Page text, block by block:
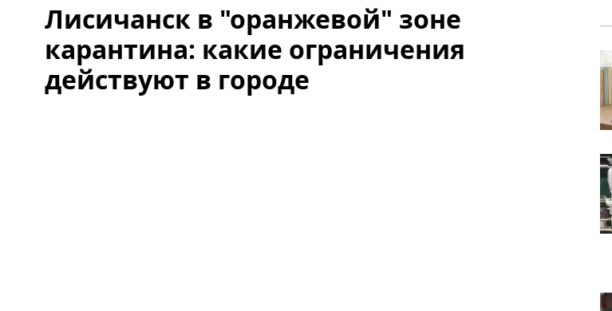
Лисичанск в "оранжевой" зоне
карантина: какие ограничения
действуют в городе